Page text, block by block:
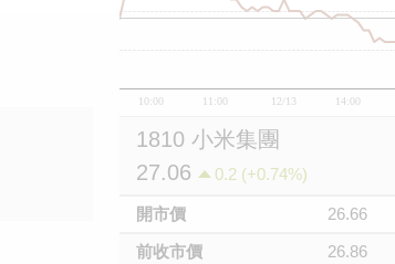
10:00 11:00 12/13 14:00
1810 小米集團
27.06
0.2 (+0.74%)
開市價
26.66
前收市價
26.86